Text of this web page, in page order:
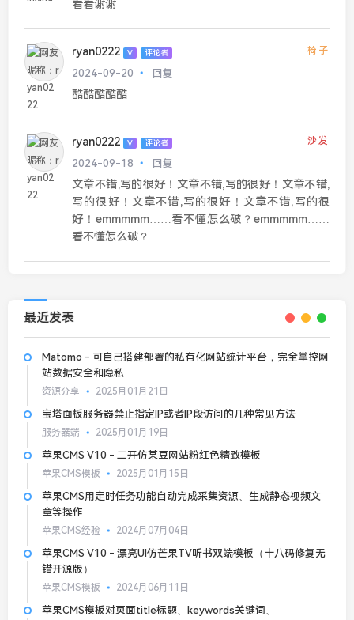
看看谢谢
ryan0222 V 评论者 椅子
2024-09-20 回复
酷酷酷酷酷
ryan0222 V 评论者 沙发
2024-09-18 回复
文章不错,写的很好！文章不错,写的很好！文章不错,
写的很好！文章不错,写的很好！文章不错,写的很
好！emmmmm……看不懂怎么破？emmmmm……
看不懂怎么破？
最近发表
Matomo - 可自己搭建部署的私有化网站统计平台，完全掌控网
站数据安全和隐私
资源分享 2025月01月21日
宝塔面板服务器禁止指定IP或者IP段访问的几种常见方法
服务器端 2025月01月19日
苹果CMS V10 - 二开仿某豆网站粉红色精致模板
苹果CMS模板 2025月01月15日
苹果CMS用定时任务功能自动完成采集资源、生成静态视频文
章等操作
苹果CMS经验 2024月07月04日
苹果CMS V10 - 漂亮UI仿芒果TV听书双端模板（十八码修复无
错开源版）
苹果CMS模板 2024月06月11日
苹果CMS模板对页面title标题、keywords关键词、